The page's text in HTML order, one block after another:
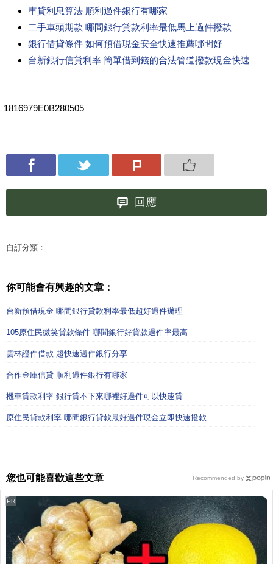
車貸利息算法 順利過件銀行有哪家
二手車頭期款 哪間銀行貸款利率最低馬上過件撥款
銀行借貸條件 如何預借現金安全快速推薦哪間好
台新銀行信貸利率 簡單借到錢的合法管道撥款現金快速
1816979E0B280505
回應
自訂分類：
你可能會有興趣的文章：
台新預借現金 哪間銀行貸款利率最低超好過件辦理
105原住民微笑貸款條件 哪間銀行好貸款過件率最高
雲林證件借款 超快速過件銀行分享
合作金庫信貸 順利過件銀行有哪家
機車貸款利率 銀行貸不下來哪裡好過件可以快速貸
原住民貸款利率 哪間銀行貸款最好過件現金立即快速撥款
您也可能喜歡這些文章
PR
Recommended by